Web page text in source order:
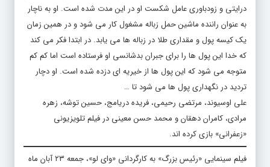
درایتی و زودباوری عامل شکست او در این مدت شده است. او به ناچار
به عنوان راننده ماشین حمل زباله مشغول کار می شود و در همین زمان
یک کیسه پول و مقداری طلا در زباله ها می یابد. در ابتدا فکر می کند
که خدا این پول ها را برای جبران بدشانسی او فرستاده است اما کم کم
متوجه می شود که این پول ها از خیریه ای دزده شده است. او دچار
تردید در نگهداری پول ها می شود تا …
علی اوسیوند، مرتضی رحیمی، فریده دریامج، حسین توشه، زهره
مرادی، کامران دهقان و محمد حسن معینی در فیلم تلویزیونی
«زعفرانی» بازی کرده اند.
فیلم سینمایی «رئیس بزرگ» به کارگردانی «وای لو»، جمعه ۲۳ آبان ماه